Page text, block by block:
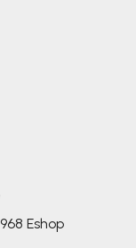
Eshop